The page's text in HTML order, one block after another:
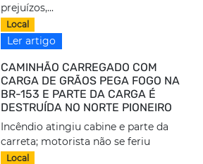
prejuízos,...
Local
Ler artigo
CAMINHÃO CARREGADO COM
CARGA DE GRÃOS PEGA FOGO NA
BR-153 E PARTE DA CARGA É
DESTRUÍDA NO NORTE PIONEIRO
Incêndio atingiu cabine e parte da
carreta; motorista não se feriu
Local